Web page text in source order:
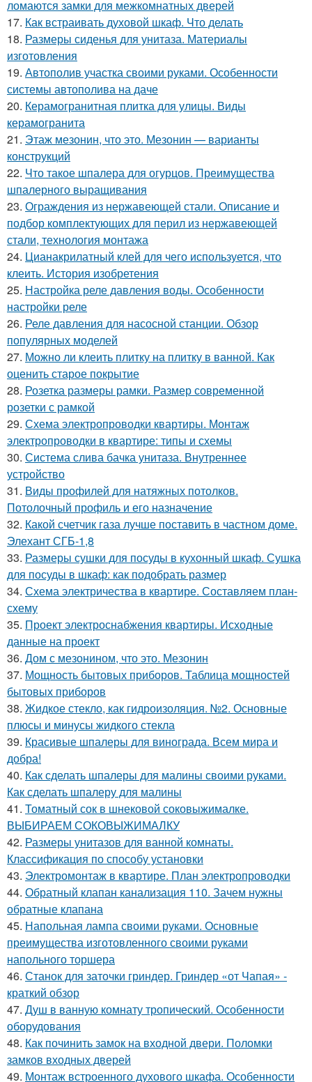
ломаются замки для межкомнатных дверей
17. Как встраивать духовой шкаф. Что делать
18. Размеры сиденья для унитаза. Материалы
изготовления
19. Автополив участка своими руками. Особенности
системы автополива на даче
20. Керамогранитная плитка для улицы. Виды
керамогранита
21. Этаж мезонин, что это. Мезонин — варианты
конструкций
22. Что такое шпалера для огурцов. Преимущества
шпалерного выращивания
23. Ограждения из нержавеющей стали. Описание и
подбор комплектующих для перил из нержавеющей
стали, технология монтажа
24. Цианакрилатный клей для чего используется, что
клеить. История изобретения
25. Настройка реле давления воды. Особенности
настройки реле
26. Реле давления для насосной станции. Обзор
популярных моделей
27. Можно ли клеить плитку на плитку в ванной. Как
оценить старое покрытие
28. Розетка размеры рамки. Размер современной
розетки с рамкой
29. Схема электропроводки квартиры. Монтаж
электропроводки в квартире: типы и схемы
30. Система слива бачка унитаза. Внутреннее
устройство
31. Виды профилей для натяжных потолков.
Потолочный профиль и его назначение
32. Какой счетчик газа лучше поставить в частном доме.
Элехант СГБ-1,8
33. Размеры сушки для посуды в кухонный шкаф. Сушка
для посуды в шкаф: как подобрать размер
34. Схема электричества в квартире. Составляем план-
схему
35. Проект электроснабжения квартиры. Исходные
данные на проект
36. Дом с мезонином, что это. Мезонин
37. Мощность бытовых приборов. Таблица мощностей
бытовых приборов
38. Жидкое стекло, как гидроизоляция. №2. Основные
плюсы и минусы жидкого стекла
39. Красивые шпалеры для винограда. Всем мира и
добра!
40. Как сделать шпалеры для малины своими руками.
Как сделать шпалеру для малины
41. Томатный сок в шнековой соковыжималке.
ВЫБИРАЕМ СОКОВЫЖИМАЛКУ
42. Размеры унитазов для ванной комнаты.
Классификация по способу установки
43. Электромонтаж в квартире. План электропроводки
44. Обратный клапан канализация 110. Зачем нужны
обратные клапана
45. Напольная лампа своими руками. Основные
преимущества изготовленного своими руками
напольного торшера
46. Станок для заточки гриндер. Гриндер «от Чапая» -
краткий обзор
47. Душ в ванную комнату тропический. Особенности
оборудования
48. Как починить замок на входной двери. Поломки
замков входных дверей
49. Монтаж встроенного духового шкафа. Особенности